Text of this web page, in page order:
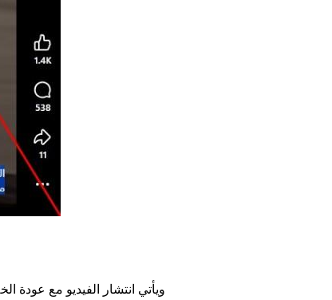
ويأتي انتشار الفيديو مع عودة